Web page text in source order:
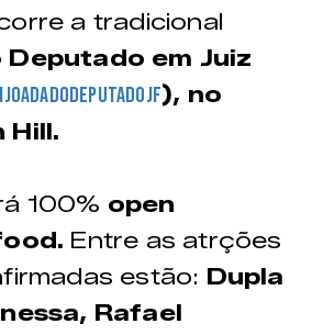
0000.
equivale ao ingresso
a tradicional
em Juiz
), no
Hill.
100% open
Entre as atrções
estão: Dupla
Rafael